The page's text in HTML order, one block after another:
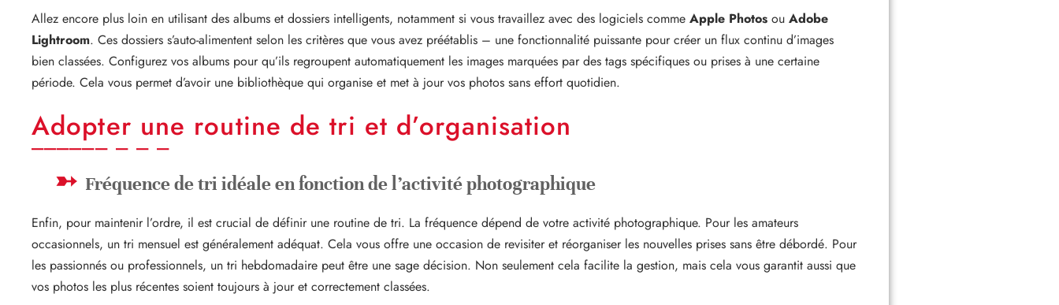
Allez encore plus loin en utilisant des albums et dossiers intelligents, notamment si vous travaillez avec des logiciels comme Apple Photos ou Adobe
Lightroom. Ces dossiers s’auto-alimentent selon les critères que vous avez préétablis – une fonctionnalité puissante pour créer un flux continu d’images
bien classées. Configurez vos albums pour qu’ils regroupent automatiquement les images marquées par des tags spécifiques ou prises à une certaine
période. Cela vous permet d’avoir une bibliothèque qui organise et met à jour vos photos sans effort quotidien.
Adopter une routine de tri et d’organisation
Fréquence de tri idéale en fonction de l’activité photographique
Enfin, pour maintenir l’ordre, il est crucial de définir une routine de tri. La fréquence dépend de votre activité photographique. Pour les amateurs
occasionnels, un tri mensuel est généralement adéquat. Cela vous offre une occasion de revisiter et réorganiser les nouvelles prises sans être débordé. Pour
les passionnés ou professionnels, un tri hebdomadaire peut être une sage décision. Non seulement cela facilite la gestion, mais cela vous garantit aussi que
vos photos les plus récentes soient toujours à jour et correctement classées.